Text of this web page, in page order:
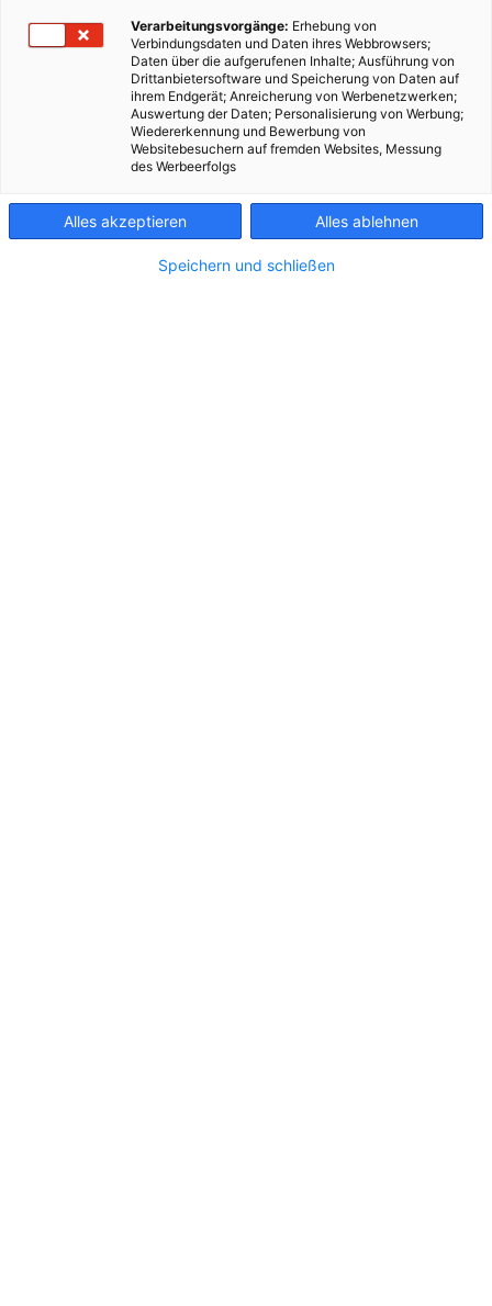
Verarbeitungsvorgänge: Erhebung von
Verbindungsdaten und Daten ihres Webbrowsers;
Daten über die aufgerufenen Inhalte; Ausführung von
Drittanbietersoftware und Speicherung von Daten auf
ihrem Endgerät; Anreicherung von Werbenetzwerken;
Auswertung der Daten; Personalisierung von Werbung;
Wiedererkennung und Bewerbung von
Websitebesuchern auf fremden Websites, Messung
des Werbeerfolgs
Alles akzeptieren Alles ablehnen
Speichern und schließen